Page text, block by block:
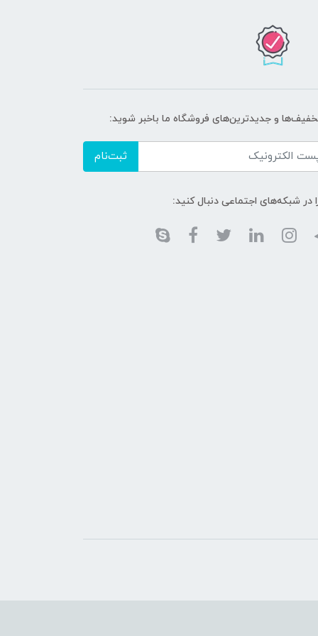
و جدیدترین‌های فروشگاه ما باخبر شوید:
ثبت‌نام
در شبکه‌های اجتماعی دنبال کنید: